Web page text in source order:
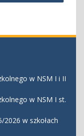
w NSM I i II
w NSM I st.
w szkołach